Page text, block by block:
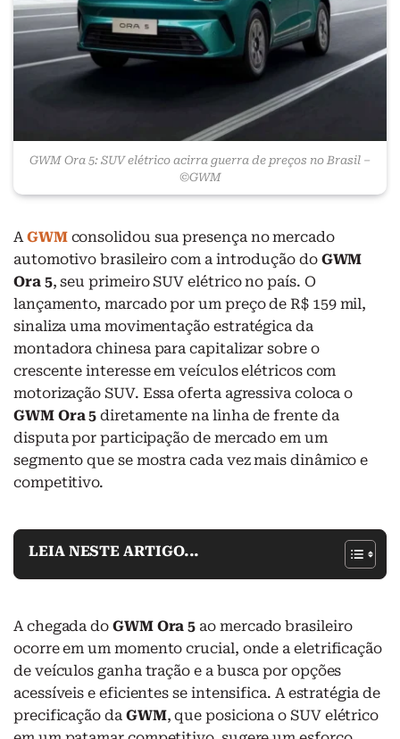
GWM Ora 5: SUV elétrico acirra guerra de preços no Brasil –
©GWM
A GWMconsolidou sua presença no mercado
automotivo brasileiro com a introdução do GWM
Ora 5, seu primeiro SUV elétrico no país. O
lançamento, marcado por um preço de R$ 159 mil,
sinaliza uma movimentação estratégica da
montadora chinesa para capitalizar sobre o
crescente interesse em veículos elétricos com
motorização SUV. Essa oferta agressiva coloca o
GWM Ora 5 diretamente na linha de frente da
disputa por participação de mercado em um
segmento que se mostra cada vez mais dinâmico e
competitivo.
LEIA NESTE ARTIGO...
A chegada do GWM Ora 5 ao mercado brasileiro
ocorre em um momento crucial, onde a eletrificação
de veículos ganha tração e a busca por opções
acessíveis e eficientes se intensifica. A estratégia de
precificação da GWM, que posiciona o SUV elétrico